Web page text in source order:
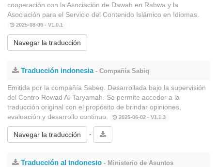
cooperación con la Asociación de Dawah en Rabwa y la
Asociación para el Servicio del Contenido Islámico en Idiomas.
2025-08-06 - V1.0.1
Navegar la traducción
Traducción indonesia- Compañía Sabiq
Emitida por la compañía Sabeq. Desarrollada bajo la supervisión
del Centro Rowad Al-Taryamah. Se permite acceder a la
traducción original con el propósito de brindar opiniones,
evaluación y desarrollo continuo.
2025-06-02 - V1.1.3
Navegar la traducción -
Traducción al indonesio - Ministerio de Asuntos